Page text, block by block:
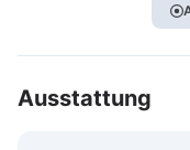
Ausstattung